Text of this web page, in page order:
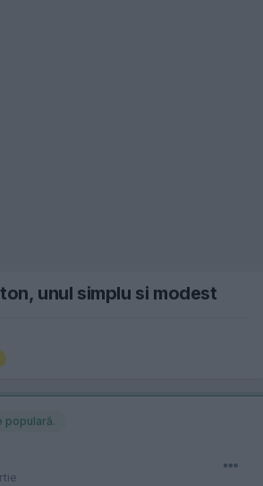
unul simplu si modest
populară.